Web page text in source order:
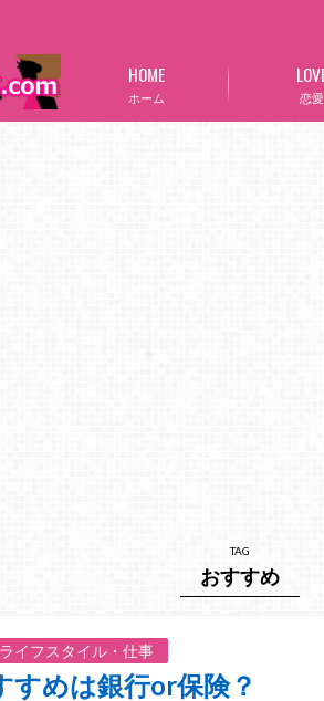
ホーム
HOME
恋愛
TAG
おすすめ
ライフスタイル・仕事
すめは銀行or保険？